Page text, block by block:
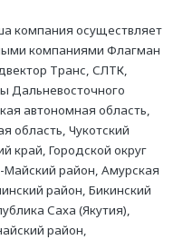
компания осуществляет
компаниями Флагман
Транс, СЛТК,
Дальневосточного
автономная область,
область, Чукотский
край, Городской округ
район, Амурская
район, Бикинский
Саха (Якутия),
район,